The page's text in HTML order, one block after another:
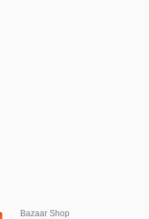
Bazaar Shop